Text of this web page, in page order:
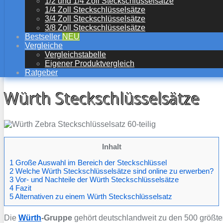
1/4 Zoll Steckschlüsselsätze
3/4 Zoll Steckschlüsselsätze
3/8 Zoll Steckschlüsselsätze
Bestseller NEU
Vergleiche
Vergleichstabelle
Eigener Produktvergleich
Ratgeber
Würth Steckschlüsselsätze
Inhalt
1 Große Auswahl im Bereich der Steckschlüssel
2 Welche Würth Steckschlüsselsätze sind online zu erwerben?
3 Vor- und Nachteile der Würth Steckschlüsselsätze
4 Fazit
5 Alternativen zu einem Würth Steckschlüsselsatz
Die Würth-Gruppe gehört deutschlandweit zu den 500